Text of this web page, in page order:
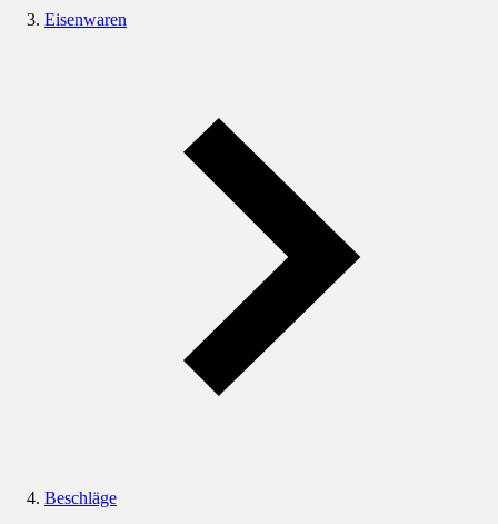
Eisenwaren
Beschläge